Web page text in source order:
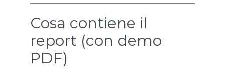
Cosa contiene il
report (con demo
PDF)